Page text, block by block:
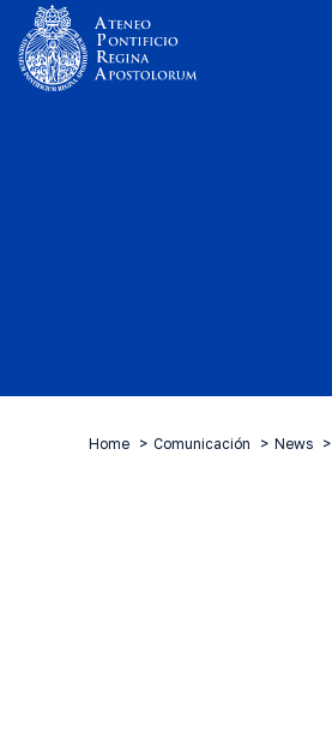
Home Comunicación News